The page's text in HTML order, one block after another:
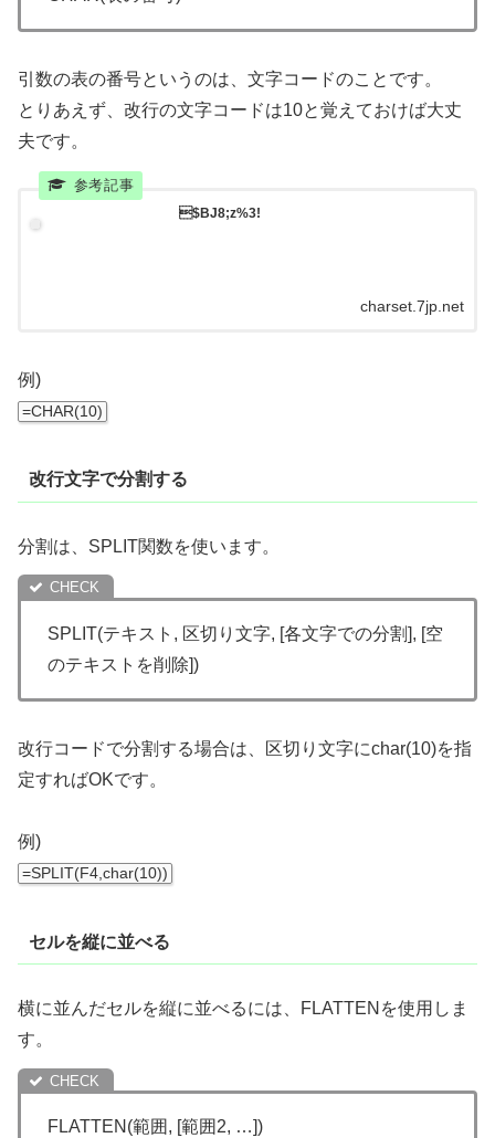
引数の表の番号というのは、文字コードのことです。
とりあえず、改行の文字コードは10と覚えておけば大丈
夫です。
$BJ8;z%3!
charset.7jp.net
例)
=CHAR(10)
改行文字で分割する
分割は、SPLIT関数を使います。
SPLIT(テキスト , 区切り文字, [各文字での分割], [空
のテキストを削除])
改行コードで分割する場合は、区切り文字にchar(10)を指
定すればOKです。
例)
=SPLIT(F4,char(10))
セルを縦に並べる
横に並んだセルを縦に並べるには、FLATTENを使用しま
す。
FLATTEN(範囲, [範囲2, …])